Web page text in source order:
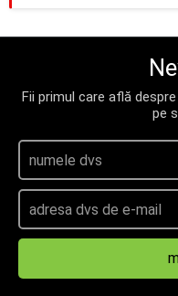
Fii primul care află
pe